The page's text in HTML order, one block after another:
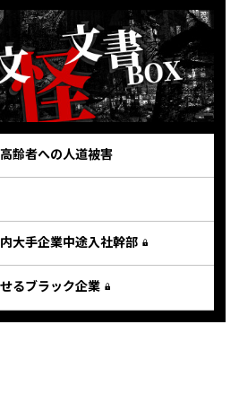
齢者への人道被害
大手企業中途入社幹部
るブラック企業